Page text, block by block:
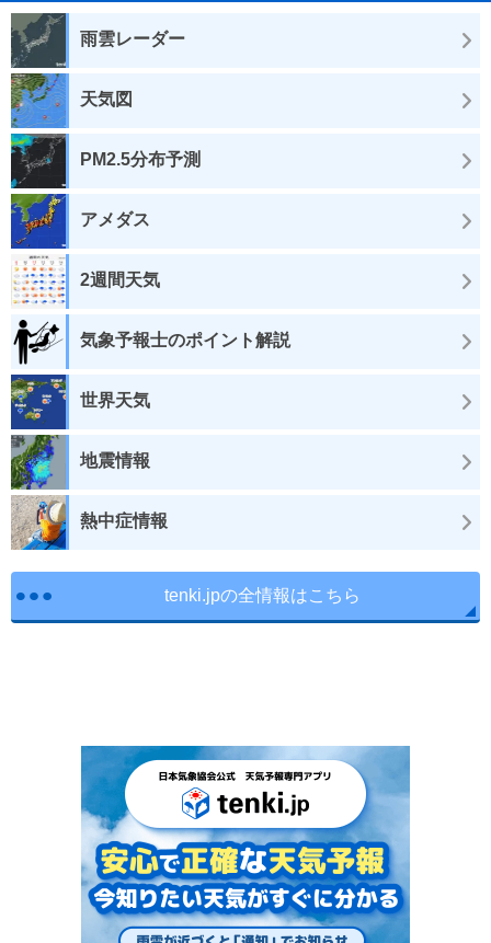
雨雲レーダー
天気図
PM2.5分布予測
アメダス
2週間天気
気象予報士のポイント解説
世界天気
地震情報
熱中症情報
tenki.jpの全情報はこちら